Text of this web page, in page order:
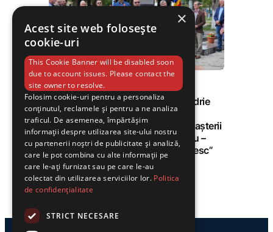
16 iun. 2026
REPORTAJ
Momente pline de respect și mândrie
națională la Vulcan, în cadrul
evenimentului dedicat celebrării nașterii
Crăișorului Munților: „Avram Iancu –
model de erou al neamului românesc”
Tiberiu Vințan
×
Acest site web folosește
cookie-uri
This Cookie Banner will be disabled soon
due to account issues. Please contact the
site owner to resolve.
Folosim cookie-uri pentru a personaliza
conținutul, reclamele și pentru a ne analiza
traficul. De asemenea, împărtășim
informații despre utilizarea site-ului nostru
cu partenerii noștri de publicitate și analiză,
care le pot combina cu alte informații pe
care le-ați furnizat sau pe care le-au
colectat din utilizarea serviciilor lor. Politica
de confidențialitate
STRICT NECESARE